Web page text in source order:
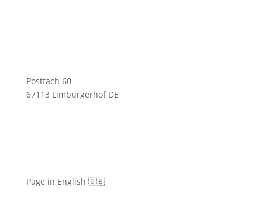
Postfach 60
67113 Limburgerhof DE
Page in English 🇬🇧